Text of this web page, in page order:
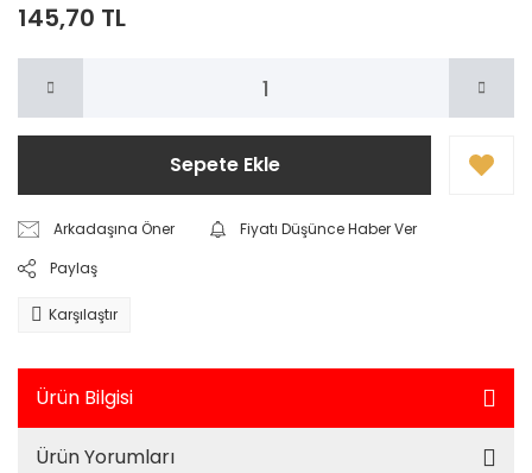
145,70 TL
Sepete Ekle
Arkadaşına Öner
Fiyatı Düşünce Haber Ver
Paylaş
Karşılaştır
Ürün Bilgisi
Ürün Yorumları